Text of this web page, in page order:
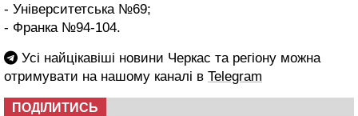
- Університетська №69;
- Франка №94-104.
Усі найцікавіші новини Черкас та регіону можна
отримувати на нашому каналі в Telegram
ПОДІЛИТИСЬ